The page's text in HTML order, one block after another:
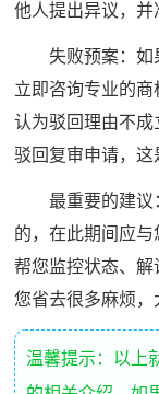
他人提出异议，并
失败预案：如果
立即咨询专业的
认为驳回理由不
驳回复审申请，这
最重要的建议
的，在此期间应
帮您监控状态、
您省去很多麻烦，
温馨提示：以上